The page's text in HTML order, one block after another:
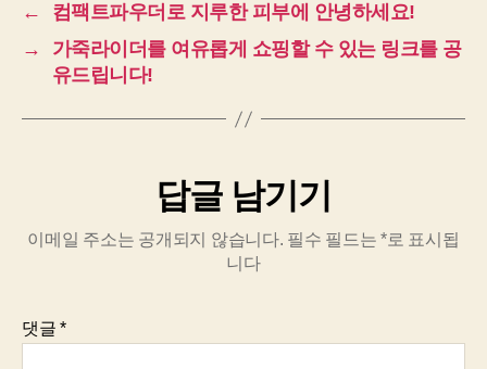
←
컴팩트파우더로 지루한 피부에 안녕하세요!
→
가죽라이더를 여유롭게 쇼핑할 수 있는 링크를 공
유드립니다!
답글 남기기
이메일 주소는 공개되지 않습니다. 필수 필드는*로 표시됩
니다
댓글*